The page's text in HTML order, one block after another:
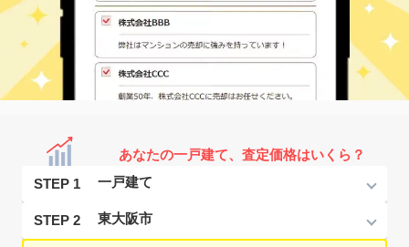
あなたの一戸建て、査定価格はいくら？
STEP 1
STEP 2